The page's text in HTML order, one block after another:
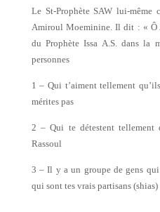
Le St-Prophète SAW lui-même
Amiroul Moeminine. Il dit : « Ô
du Prophète Issa A.S. dans
personnes
1 – Qui t’aiment tellement
mérites pas
2 – Qui te détestent tellement
Rassoul
3 – Il y a un groupe de gens
qui sont tes vrais partisans (shias)